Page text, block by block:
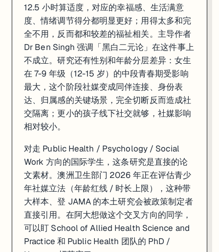
12.5 小时算适度，对应的幸福感、生活满意
度、情绪调节得分都明显更好；用得太多和完
全不用，反而都和较差的福祉相关。主导作者
Dr Ben Singh 强调「黑白二元论」在这件事上
不成立。研究还有性别和年龄分层差异：女生
在 7-9 年级（12-15 岁）的中段青春期受影响
最大，这个阶段社媒变成同伴连接、身份表
达、归属感的关键场景，完全切断反而造成社
交隔离；更小的孩子线下社交就够，社媒影响
相对较小。
对走 Public Health / Psychology / Social
Work 方向的国际学生，这条研究是直接的论
文素材。澳洲卫生部门 2026 年正在评估青少
年社媒立法（年龄红线 / 时长上限），这种带
大样本、登 JAMA 的本土研究会被政策制定者
直接引用。在阿大想做这个交叉方向的同学，
可以盯 School of Allied Health Science and
Practice 和 Public Health 团队的 PhD /